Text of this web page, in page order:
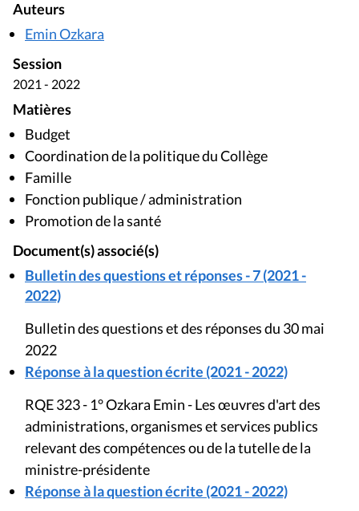
Auteurs
Emin Ozkara
Session
2021 - 2022
Matières
Budget
Coordination de la politique du Collège
Famille
Fonction publique / administration
Promotion de la santé
Document(s) associé(s)
Bulletin des questions et réponses - 7 (2021 -
2022)
Bulletin des questions et des réponses du 30 mai
2022
Réponse à la question écrite (2021 - 2022)
RQE 323 - 1° Ozkara Emin - Les œuvres d'art des
administrations, organismes et services publics
relevant des compétences ou de la tutelle de la
ministre-présidente
Réponse à la question écrite (2021 - 2022)